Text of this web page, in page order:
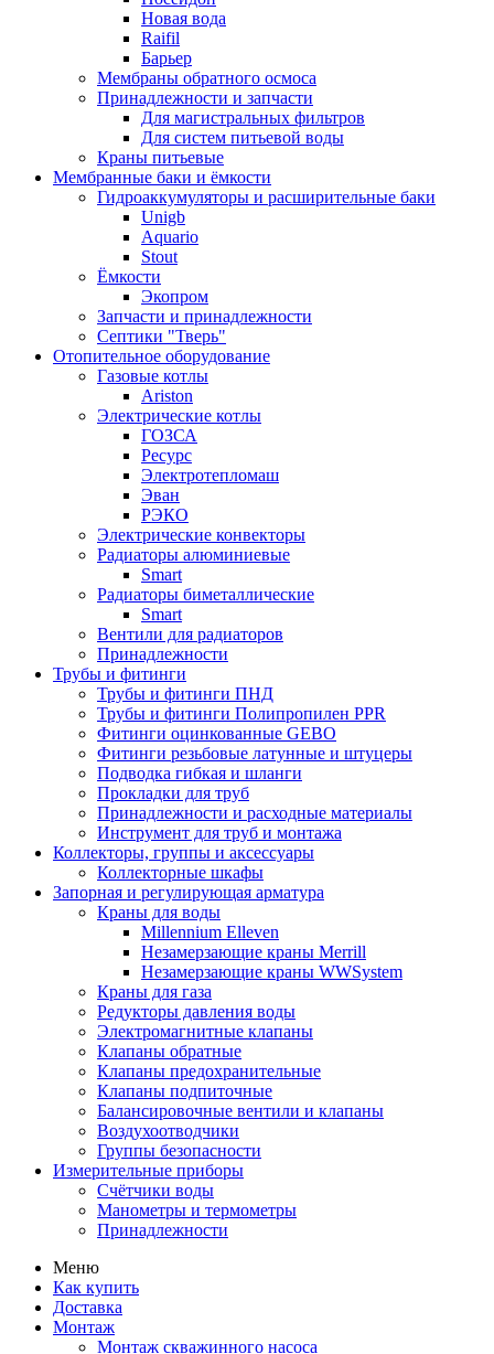
Новая вода
Raifil
Барьер
Мембраны обратного осмоса
Принадлежности и запчасти
Для магистральных фильтров
Для систем питьевой воды
Краны питьевые
Мембранные баки и ёмкости
Гидроаккумуляторы и расширительные баки
Unigb
Aquario
Stout
Ёмкости
Экопром
Запчасти и принадлежности
Септики "Тверь"
Отопительное оборудование
Газовые котлы
Ariston
Электрические котлы
ГОЗСА
Ресурс
Электротепломаш
Эван
РЭКО
Электрические конвекторы
Радиаторы алюминиевые
Smart
Радиаторы биметаллические
Smart
Вентили для радиаторов
Принадлежности
Трубы и фитинги
Трубы и фитинги ПНД
Трубы и фитинги Полипропилен PPR
Фитинги оцинкованные GEBO
Фитинги резьбовые латунные и штуцеры
Подводка гибкая и шланги
Прокладки для труб
Принадлежности и расходные материалы
Инструмент для труб и монтажа
Коллекторы, группы и аксессуары
Коллекторные шкафы
Запорная и регулирующая арматура
Краны для воды
Millennium Elleven
Незамерзающие краны Merrill
Незамерзающие краны WWSystem
Краны для газа
Редукторы давления воды
Электромагнитные клапаны
Клапаны обратные
Клапаны предохранительные
Клапаны подпиточные
Балансировочные вентили и клапаны
Воздухоотводчики
Группы безопасности
Измерительные приборы
Счётчики воды
Манометры и термометры
Принадлежности
Меню
Как купить
Доставка
Монтаж
Монтаж скважинного насоса